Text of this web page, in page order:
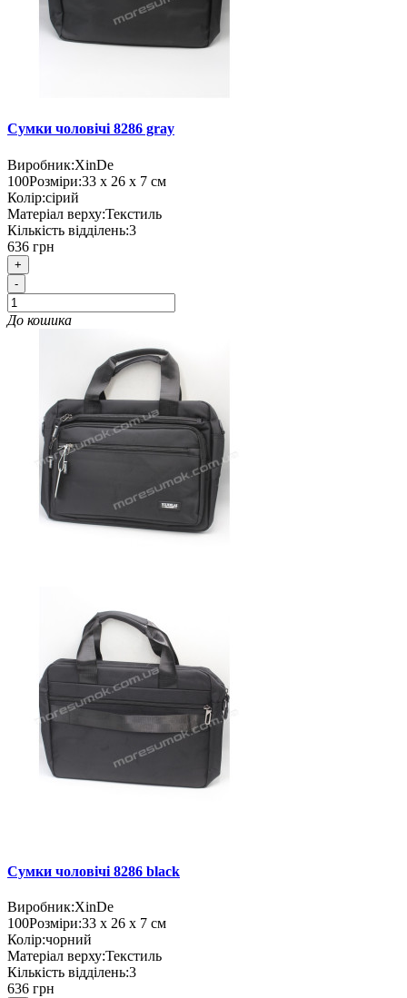
Сумки чоловічі 8286 gray
Виробник:XinDe
100Розміри:33 х 26 х 7 см
Колір:сірий
Матеріал верху:Текстиль
Кількість відділень:3
636 грн
+
-
До кошика
Сумки чоловічі 8286 black
Виробник:XinDe
100Розміри:33 х 26 х 7 см
Колір:чорний
Матеріал верху:Текстиль
Кількість відділень:3
636 грн